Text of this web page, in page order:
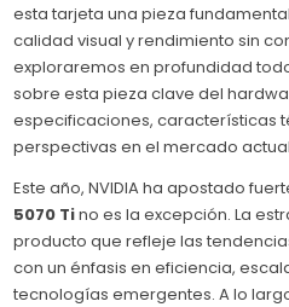
esta tarjeta una pieza
calidad visual y rendimiento sin
exploraremos en profundidad
sobre esta pieza clave del
especificaciones, características
perspectivas en el mercado
Este año, NVIDIA ha apostado
5070 Tino es la excepción. La
producto que refleje las
con un énfasis en eficiencia,
tecnologías emergentes. A lo